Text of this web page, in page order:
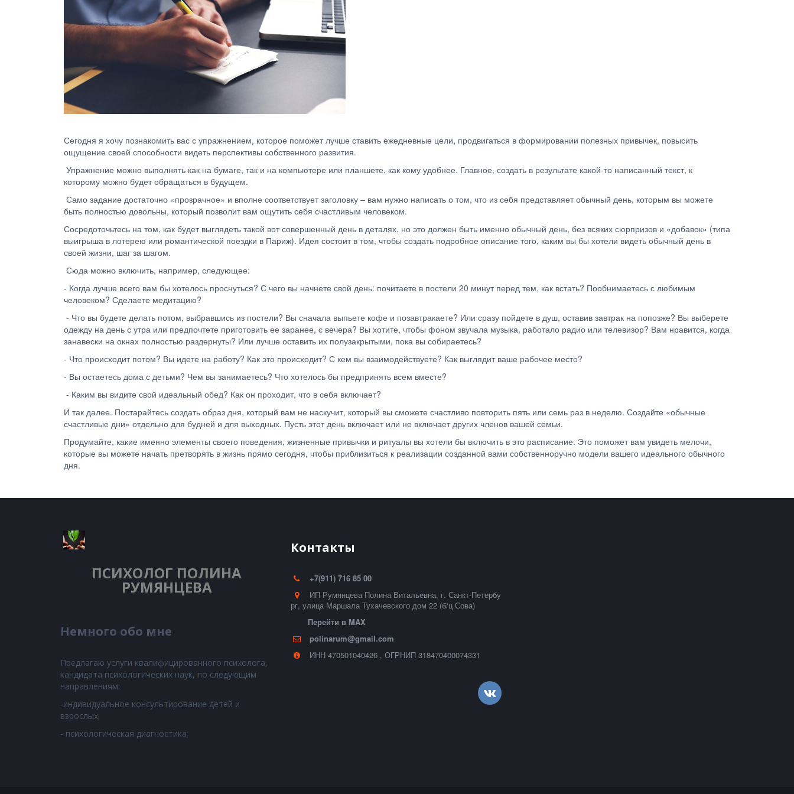
Сегодня я хочу познакомить вас с упражнением, которое поможет лучше ставить ежедневные цели, продвигаться в формировании полезных привычек, повысить
ощущение своей способности видеть перспективы собственного развития.
Упражнение можно выполнять как на бумаге, так и на компьютере или планшете, как кому удобнее. Главное, создать в результате какой-то написанный текст, к
которому можно будет обращаться в будущем.
Само задание достаточно «прозрачное» и вполне соответствует заголовку – вам нужно написать о том, что из себя представляет обычный день, которым вы можете
быть полностью довольны, который позволит вам ощутить себя счастливым человеком.
Сосредоточьтесь на том, как будет выглядеть такой вот совершенный день в деталях, но это должен быть именно обычный день, без всяких сюрпризов и «добавок» (типа
выигрыша в лотерею или романтической поездки в Париж). Идея состоит в том, чтобы создать подробное описание того, каким вы бы хотели видеть обычный день в
своей жизни, шаг за шагом.
Сюда можно включить, например, следующее:
- Когда лучше всего вам бы хотелось проснуться? С чего вы начнете свой день: почитаете в постели 20 минут перед тем, как встать? Пообнимаетесь с любимым
человеком? Сделаете медитацию?
- Что вы будете делать потом, выбравшись из постели? Вы сначала выпьете кофе и позавтракаете? Или сразу пойдете в душ, оставив завтрак на попозже? Вы выберете
одежду на день с утра или предпочтете приготовить ее заранее, с вечера? Вы хотите, чтобы фоном звучала музыка, работало радио или телевизор? Вам нравится, когда
занавески на окнах полностью раздернуты? Или лучше оставить их полузакрытыми, пока вы собираетесь?
- Что происходит потом? Вы идете на работу? Как это происходит? С кем вы взаимодействуете? Как выглядит ваше рабочее место?
- Вы остаетесь дома с детьми? Чем вы занимаетесь? Что хотелось бы предпринять всем вместе?
- Каким вы видите свой идеальный обед? Как он проходит, что в себя включает?
И так далее. Постарайтесь создать образ дня, который вам не наскучит, который вы сможете счастливо повторить пять или семь раз в неделю. Создайте «обычные
счастливые дни» отдельно для будней и для выходных. Пусть этот день включает или не включает других членов вашей семьи.
Продумайте, какие именно элементы своего поведения, жизненные привычки и ритуалы вы хотели бы включить в это расписание. Это поможет вам увидеть мелочи,
которые вы можете начать претворять в жизнь прямо сегодня, чтобы приблизиться к реализации созданной вами собственноручно модели вашего идеального обычного
дня.
ПСИХОЛОГ ПОЛИНА
РУМЯНЦЕВА
Немного обо мне
Предлагаю услуги квалифицированного психолога,
кандидата психологических наук, по следующим
направлениям:
-индивидуальное консультирование детей и
взрослых;
- психологическая диагностика;
Контакты
+7(911) 716 85 00
ИП Румянцева Полина Витальевна, г. Санкт-Петербу
рг, улица Маршала Тухачевского дом 22 (б/ц Сова)
Перейти в MAX
polinarum@gmail.com
ИНН 470501040426 , ОГРНИП 318470400074331